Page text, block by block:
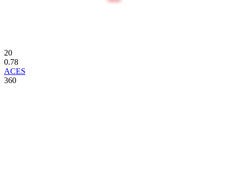
20
0.78
ACES
360